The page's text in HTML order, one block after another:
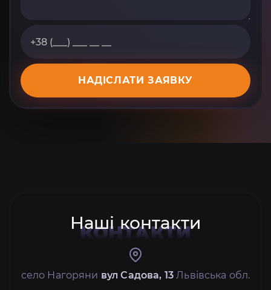
НАДІСЛАТИ ЗАЯВКУ
Наші контакти
КОНТАКТИ
село Нагоряни вул Садова, 13 Львівська обл.